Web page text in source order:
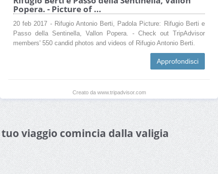
Popera. - Picture of ...
20 feb 2017 - Rifugio Antonio Berti, Padola Picture: Rifugio Berti e
Passo della Sentinella, Vallon Popera. - Check out TripAdvisor
members' 550 candid photos and videos of Rifugio Antonio Berti.
Approfondisci
Creato da www.tripadvisor.com
viaggio comincia dalla valigia